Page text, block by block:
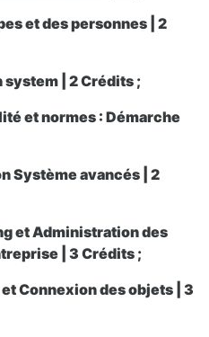
et des personnes | 2
| 2 Crédits ;
et normes : Démarche
Système avancés | 2
et Administration des
| 3 Crédits ;
et Connexion des objets | 3